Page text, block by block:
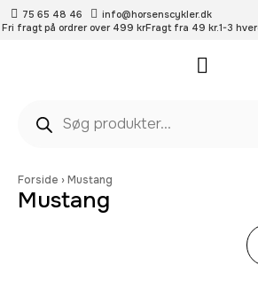
75 65 48 46
info@horsenscykler.dk
Fri fragt på ordrer over 499 krFragt fra 49 kr.1-3
Forside ›Mustang
Mustang